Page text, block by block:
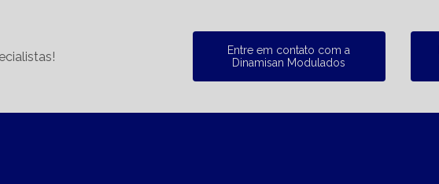
Entre em contato com a
Dinamisan Modulados